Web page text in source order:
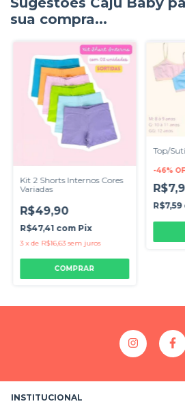
sua compra...
Kit 2 Shorts Internos Cores
Variadas
R$49,90
R$47,41 com Pix
3 xde R$16,63 sem juros
COMPRAR
Top/
-46%
R$7,59
INSTITUCIONAL